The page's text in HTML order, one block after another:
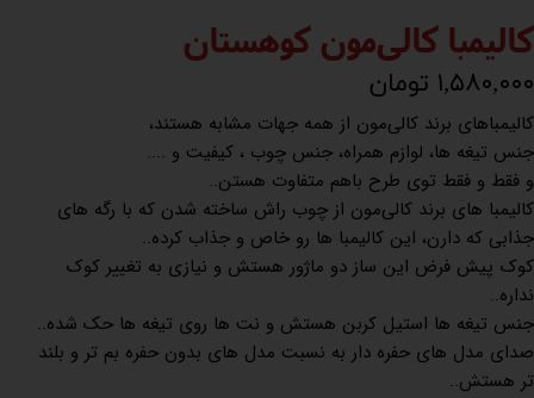
کالیمبا کالی‌مون کوهستان
۱,۵۸۰,۰۰۰ تومان
کالیمباهای برند کالی‌مون از همه جهات مشابه هستند،
جنس تیغه ها، لوازم همراه، جنس چوب ، کیفیت و ....
و فقط و فقط توی طرح باهم متفاوت هستن..
کالیمبا های برند کالی‌مون از چوب راش ساخته شدن که با رگه های
جذابی که دارن، این کالیمبا ها رو خاص و جذاب کرده..
کوک پیش فرض این ساز دو ماژور هستش و نیازی به تغییر کوک
نداره..
جنس تیغه ها استیل کربن هستش و نت ها روی تیغه ها حک شده..
صدای مدل های حفره دار به نسبت مدل های بدون حفره بم تر و بلند
تر هستش..